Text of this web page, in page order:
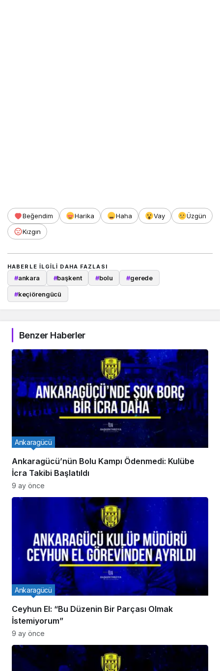
Beğendim Harika Haha Vay
Üzgün
Kızgın
HABERLE ILGILI DAHA FAZLASI
#ankara #başkent #bolu #gerede
#keçiörengücü
Benzer Haberler
Ankaragücü’nün Bolu Kampı Ödenmedi: Kulübe
İcra Takibi Başlatıldı
Ankaragücü
9 ay önce
Ceyhun El: “Bu Düzenin Bir Parçası Olmak
İstemiyorum”
Ankaragücü
9 ay önce